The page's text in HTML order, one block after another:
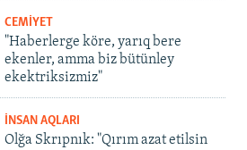
CEMİYET
"Haberlerge köre, yarıq bere
ekenler, amma biz bütünley
ekektriksizmiz"
İNSAN AQLARI
Olğa Skrıpnık: "Qırım azat etilsin